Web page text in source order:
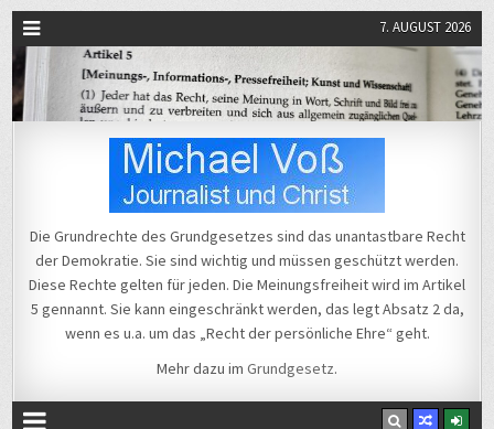
7. AUGUST 2026
Michael Voß
Die Grundrechte des Grundgesetzes sind das unantastbare Recht
der Demokratie. Sie sind wichtig und müssen geschützt werden.
Diese Rechte gelten für jeden. Die Meinungsfreiheit wird im Artikel
5 gennannt. Sie kann eingeschränkt werden, das legt Absatz 2 da,
wenn es u.a. um das „Recht der persönliche Ehre“ geht.
Mehr dazu im Grundgesetz.